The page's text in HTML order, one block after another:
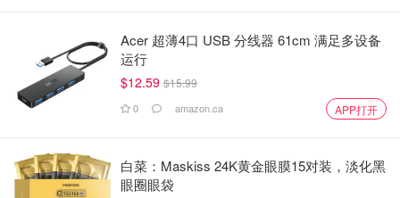
Acer 超薄4口 USB 分线器 61cm 满足多设备
运行
$12.59 $15.99
0 amazon.ca APP打开
白菜：Maskiss 24K黄金眼膜15对装，淡化黑
眼圈眼袋